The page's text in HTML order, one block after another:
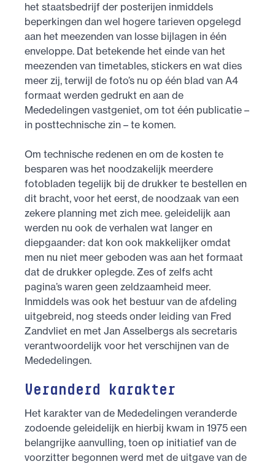
het staatsbedrijf der posterijen inmiddels
beperkingen dan wel hogere tarieven opgelegd
aan het meezenden van losse bijlagen in één
enveloppe. Dat betekende het einde van het
meezenden van timetables, stickers en wat dies
meer zij, terwijl de foto’s nu op één blad van A4
formaat werden gedrukt en aan de
Mededelingen vastgeniet, om tot één publicatie –
in posttechnische zin – te komen.
Om technische redenen en om de kosten te
besparen was het noodzakelijk meerdere
fotobladen tegelijk bij de drukker te bestellen en
dit bracht, voor het eerst, de noodzaak van een
zekere planning met zich mee. geleidelijk aan
werden nu ook de verhalen wat langer en
diepgaander: dat kon ook makkelijker omdat
men nu niet meer geboden was aan het formaat
dat de drukker oplegde. Zes of zelfs acht
pagina’s waren geen zeldzaamheid meer.
Inmiddels was ook het bestuur van de afdeling
uitgebreid, nog steeds onder leiding van Fred
Zandvliet en met Jan Asselbergs als secretaris
verantwoordelijk voor het verschijnen van de
Mededelingen.
Veranderd karakter
Het karakter van de Mededelingen veranderde
zodoende geleidelijk en hierbij kwam in 1975 een
belangrijke aanvulling, toen op initiatief van de
voorzitter begonnen werd met de uitgave van de